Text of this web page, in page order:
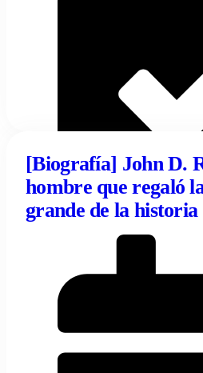
02/04/2024
[Biografía] John D.
hombre que regaló
grande de la historia